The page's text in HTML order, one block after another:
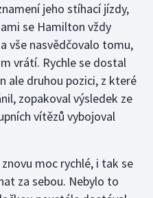
jeho stíhací jízdy,
se Hamilton vždy
vše nasvědčovalo tomu,
vrátí. Rychle se dostal
ale druhou pozici, z které
zopakoval výsledek ze
vítězů vybojoval
moc rychlé, i tak se
za sebou. Nebylo to